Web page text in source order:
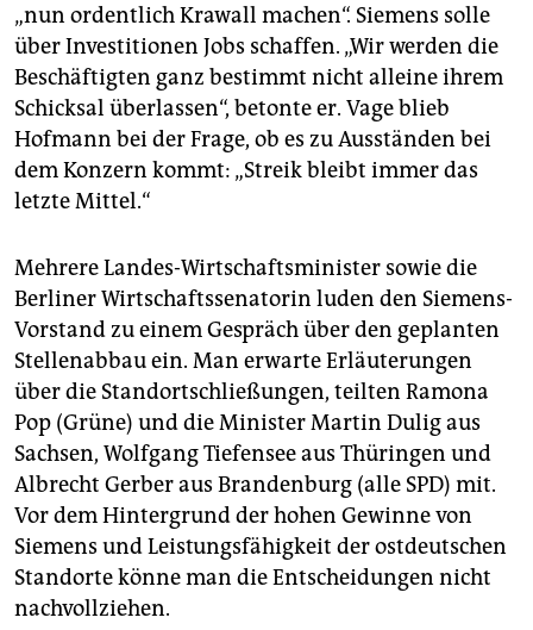
„nun ordentlich Krawall machen“. Siemens solle
über Investitionen Jobs schaffen. „Wir werden die
Beschäftigten ganz bestimmt nicht alleine ihrem
Schicksal überlassen“, betonte er. Vage blieb
Hofmann bei der Frage, ob es zu Ausständen bei
dem Konzern kommt: „Streik bleibt immer das
letzte Mittel.“
Mehrere Landes-Wirtschaftsminister sowie die
Berliner Wirtschaftssenatorin luden den Siemens-
Vorstand zu einem Gespräch über den geplanten
Stellenabbau ein. Man erwarte Erläuterungen
über die Standortschließungen, teilten Ramona
Pop (Grüne) und die Minister Martin Dulig aus
Sachsen, Wolfgang Tiefensee aus Thüringen und
Albrecht Gerber aus Brandenburg (alle SPD) mit.
Vor dem Hintergrund der hohen Gewinne von
Siemens und Leistungsfähigkeit der ostdeutschen
Standorte könne man die Entscheidungen nicht
nachvollziehen.